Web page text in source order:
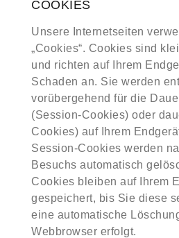
COOKIES
Unsere Internetseiten
„Cookies“. Cookies sind
und richten auf Ihrem
Schaden an. Sie werden
vorübergehend für die
(Session-Cookies) oder
Cookies) auf Ihrem
Session-Cookies werden
Besuchs automatisch
Cookies bleiben auf Ihrem
gespeichert, bis Sie diese
eine automatische
Webbrowser erfolgt.